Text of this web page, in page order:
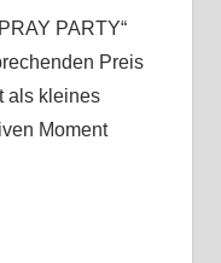
PARTY“
Preis
als kleines
Moment